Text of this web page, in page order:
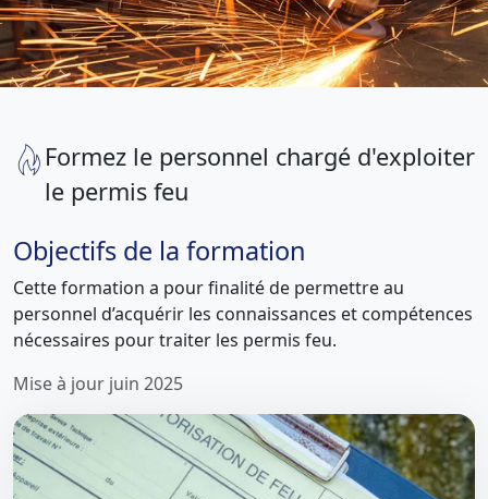
Formez le personnel chargé d'exploiter
le permis feu
Objectifs de la formation
Cette formation a pour finalité de permettre au
personnel d’acquérir les connaissances et compétences
nécessaires pour traiter les permis feu.
Mise à jour juin 2025